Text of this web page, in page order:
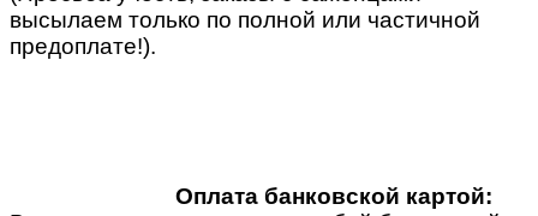
высылаем только по полной или частичной
предоплате!).
Оплата банковской картой: